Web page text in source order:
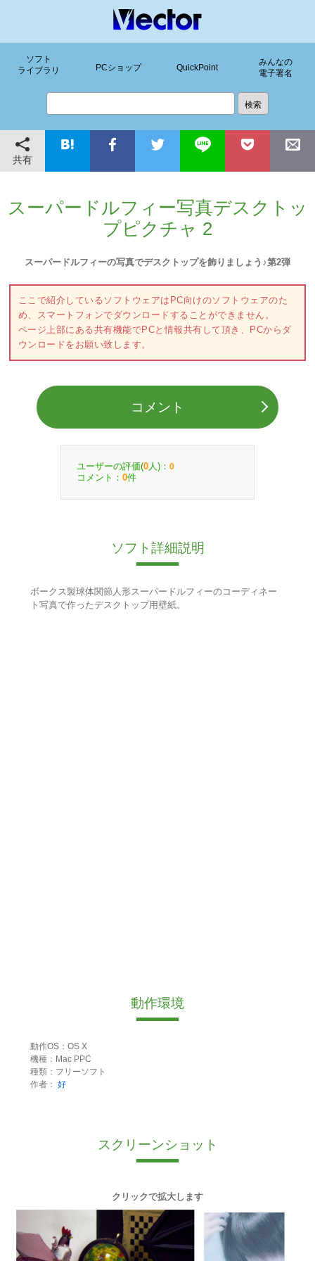
ソフト
ライブラリ
PCショップ QuickPoint
みんなの
電子署名
共有
スーパードルフィー写真デスクトッ
プピクチャ 2
スーパードルフィーの写真でデスクトップを飾りましょう♪第2弾
ここで紹介しているソフトウェアはPC向けのソフトウェアのた
め、スマートフォンでダウンロードすることができません。
ページ上部にある共有機能でPCと情報共有して頂き、PCからダ
ウンロードをお願い致します。
コメント
ユーザーの評価(0 人)： 0
コメント： 0件
ソフト詳細説明
ボークス製球体関節人形スーパードルフィーのコーディネー
ト写真で作ったデスクトップ用壁紙。
動作環境
動作OS：OS X
機種：Mac PPC
種類：フリーソフト
作者： 好
スクリーンショット
クリックで拡大します